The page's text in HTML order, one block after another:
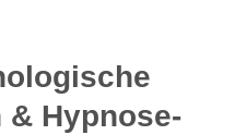
& Hypnose-